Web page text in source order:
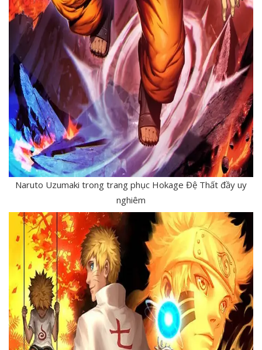
Naruto Uzumaki trong trang phục Hokage Đệ Thất đầy uy
nghiêm